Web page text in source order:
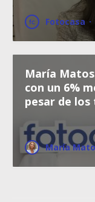
Fotocasa ·
María
con un 6%
pesar de
María